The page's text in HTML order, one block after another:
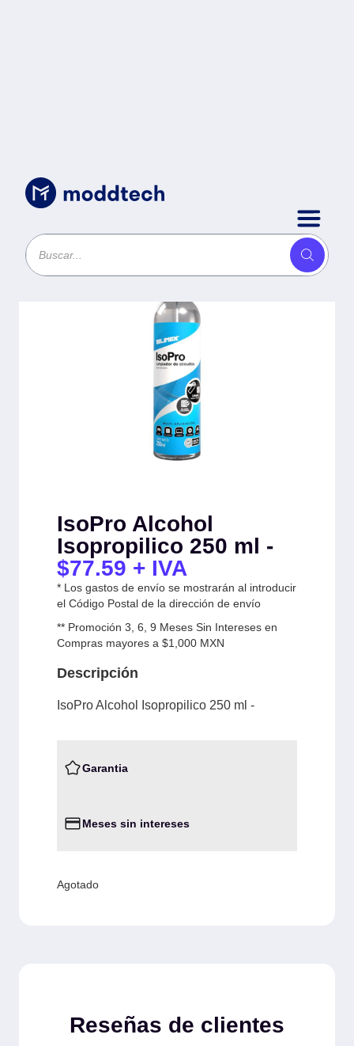
IsoPro Alcohol
Isopropilico 250 ml -
$77.59 + IVA
* Los gastos de envío se mostrarán al introducir
el Código Postal de la dirección de envío
** Promoción 3, 6, 9 Meses Sin Intereses en
Compras mayores a $1,000 MXN
Descripción
IsoPro Alcohol Isopropilico 250 ml -
Garantia
Meses sin intereses
Agotado
Reseñas de clientes